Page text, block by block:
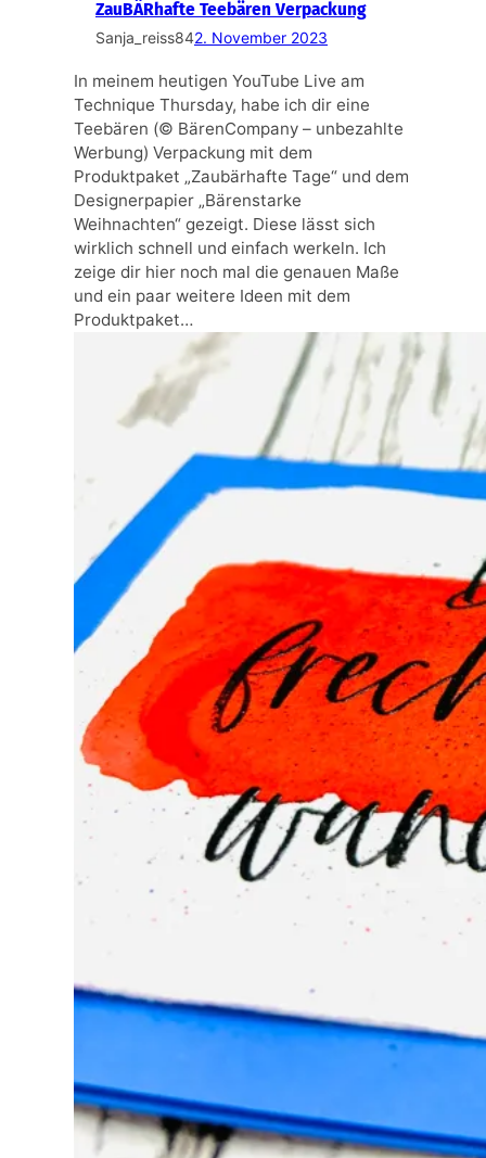
ZauBÄRhafte Teebären Verpackung
Sanja_reiss842. November 2023
In meinem heutigen YouTube Live am
Technique Thursday, habe ich dir eine
Teebären (© BärenCompany – unbezahlte
Werbung) Verpackung mit dem
Produktpaket „Zaubärhafte Tage“ und dem
Designerpapier „Bärenstarke
Weihnachten“ gezeigt. Diese lässt sich
wirklich schnell und einfach werkeln. Ich
zeige dir hier noch mal die genauen Maße
und ein paar weitere Ideen mit dem
Produktpaket…